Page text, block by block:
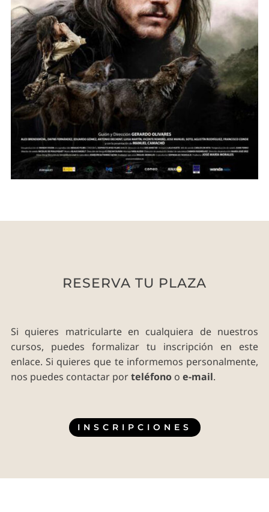
RESERVA TU PLAZA
Si quieres matricularte en cualquiera de nuestros
cursos, puedes formalizar tu inscripción en este
enlace. Si quieres que te informemos personalmente,
nos puedes contactar porteléfonoo e-mail.
INSCRIPCIONES